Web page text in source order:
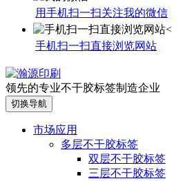
用手机扫一扫关注我的微信
手机扫一扫直接浏览网站
领先的专业不干胶标签制造企业
切换导航
市场应用
多层不干胶标签
双层不干胶标签
三层不干胶标签